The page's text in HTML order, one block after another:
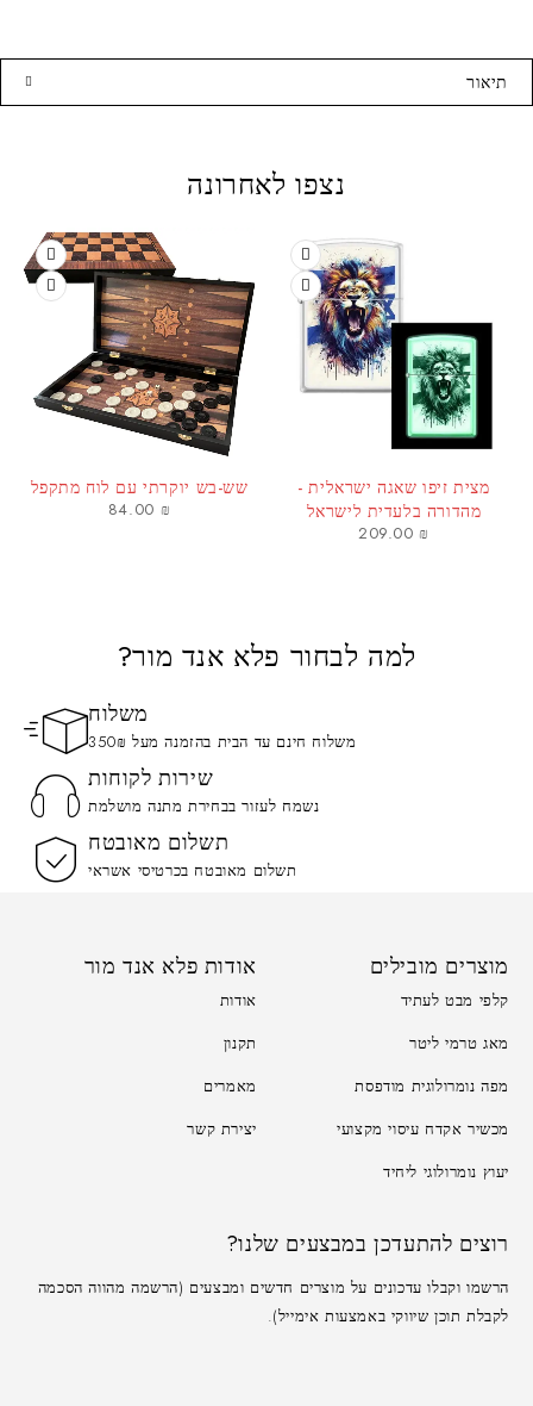
תיאור
נצפו לאחרונה
מצית זיפו שאגה ישראלית -
מהדורה בלעדית לישראל
209.00₪
שש-בש יוקרתי עם לוח מתקפל
84.00 ₪
למה לבחור פלא אנד מור?
משלוח
משלוח חינם עד הבית בהזמנה מעל 350₪
שירות לקוחות
נשמח לעזור בבחירת מתנה מושלמת
תשלום מאובטח
תשלום מאובטח בכרטיסי אשראי
מוצרים מובילים
קלפי מבט לעתיד
מאג טרמי ליטר
מפה נומרולוגית מודפסת
מכשיר אקדח עיסוי מקצועי
יעוץ נומרולוגי ליחיד
אודות פלא אנד מור
אודות
תקנון
מאמרים
יצירת קשר
רוצים להתעדכן במבצעים שלנו?
הרשמו וקבלו עדכונים על מוצרים חדשים ומבצעים (הרשמה מהווה הסכמה
לקבלת תוכן שיווקי באמצעות אימייל).